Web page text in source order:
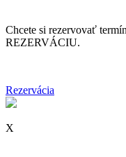
Chcete si rezervovať
REZERVÁCIU.
Rezervácia
X